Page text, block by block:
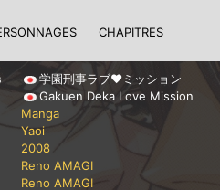
CHAPITRES
学園刑事ラブ❤ミッション
Gakuen Deka Love Mission
Manga
Yaoi
2008
Reno AMAGI
Reno AMAGI